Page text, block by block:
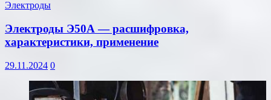
Электроды
Электроды Э50А — расшифровка,
характеристики, применение
29.11.2024 0